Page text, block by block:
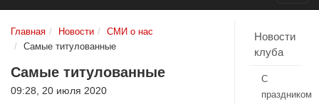
Главная Новости
СМИ о нас
Самые титулованные
Самые титулованные
09:28, 20 июля 2020
Новости
клуба
С
праздником